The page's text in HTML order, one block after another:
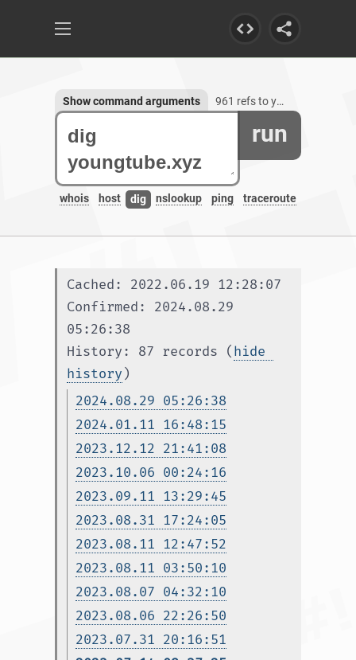
run
whois host dig nslookup ping traceroute
Show command arguments 961 refs to youngtube.xyz
Cached: 2022.06.19 12:28:07
Confirmed: 2024.08.29
05:26:38
History: 87 records (hide
history )
2024.08.29 05:26:38
2024.01.11 16:48:15
2023.12.12 21:41:08
2023.10.06 00:24:16
2023.09.11 13:29:45
2023.08.31 17:24:05
2023.08.11 12:47:52
2023.08.11 03:50:10
2023.08.07 04:32:10
2023.08.06 22:26:50
2023.07.31 20:16:51